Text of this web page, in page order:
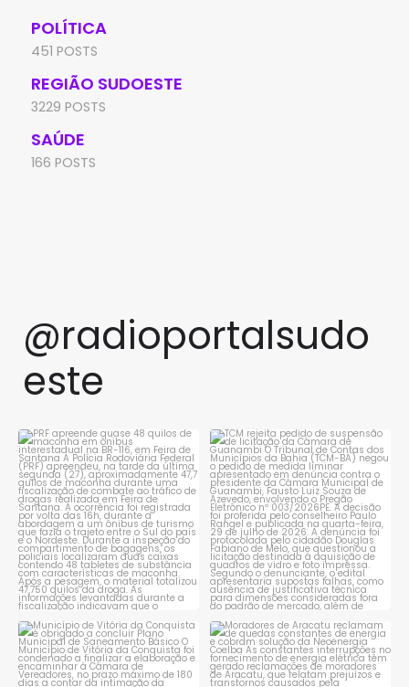
POLÍTICA
451 POSTS
REGIÃO SUDOESTE
3229 POSTS
SAÚDE
166 POSTS
@radioportalsudo
este
PRF apreende quase 48 quilos
de maconha em ônibus...
1 0
TCM rejeita pedido de
suspensão de licitação da...
1 0
Município de Vitória da
Conquista é obrigado a...
1 0
Moradores de Aracatu
reclamam de quedas
constantes ...
1 0